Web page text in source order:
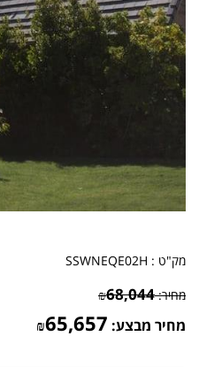
מק"ט : SSWNEQE02H
מחיר: ₪68,044
מחיר מבצע: ₪65,657